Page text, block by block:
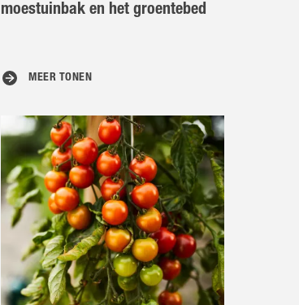
moestuinbak en het groentebed
MEER TONEN